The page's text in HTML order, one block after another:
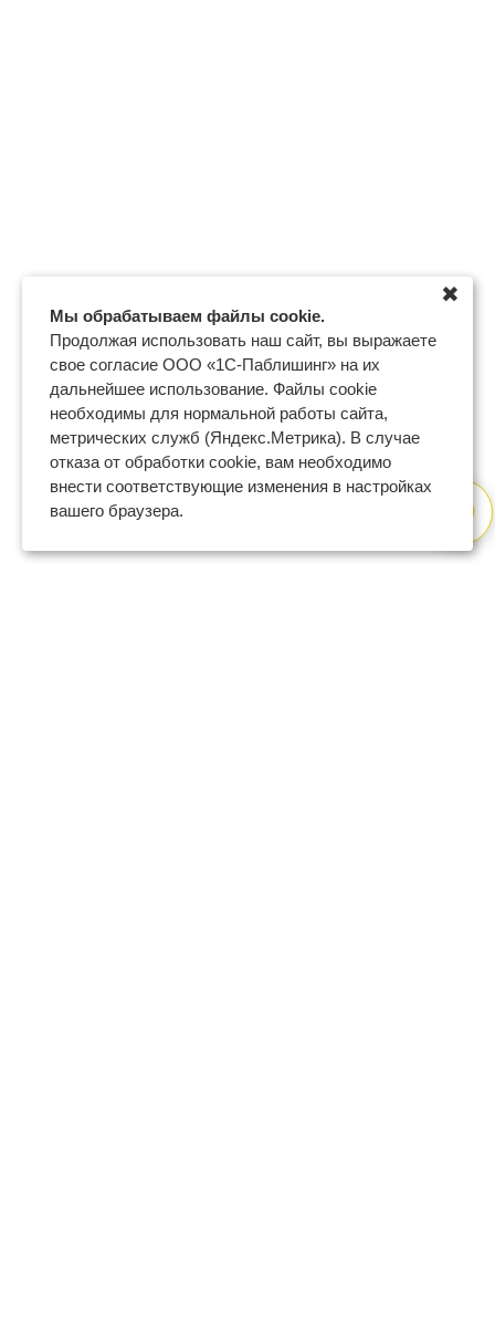
Мы обрабатываем файлы cookie.
Продолжая использовать наш сайт, вы выражаете
свое согласие ООО «1С-Паблишинг» на их
дальнейшее использование. Файлы cookie
необходимы для нормальной работы сайта,
метрических служб (Яндекс.Метрика). В случае
отказа от обработки cookie, вам необходимо
внести соответствующие изменения в настройках
вашего браузера.
✖